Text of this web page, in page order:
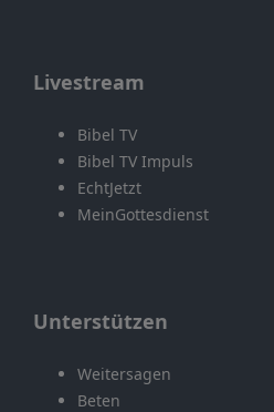
Livestream
Bibel TV
Bibel TV Impuls
EchtJetzt
MeinGottesdienst
Unterstützen
Weitersagen
Beten